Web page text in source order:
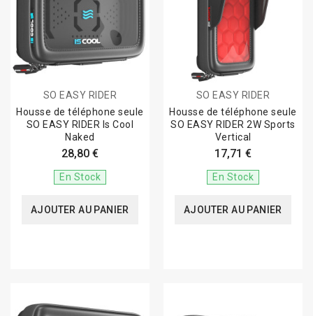
SO EASY RIDER
Housse de téléphone seule
SO EASY RIDER Is Cool
Naked
28,80 €
En Stock
AJOUTER AU PANIER
SO EASY RIDER
Housse de téléphone seule
SO EASY RIDER 2W Sports
Vertical
17,71 €
En Stock
AJOUTER AU PANIER